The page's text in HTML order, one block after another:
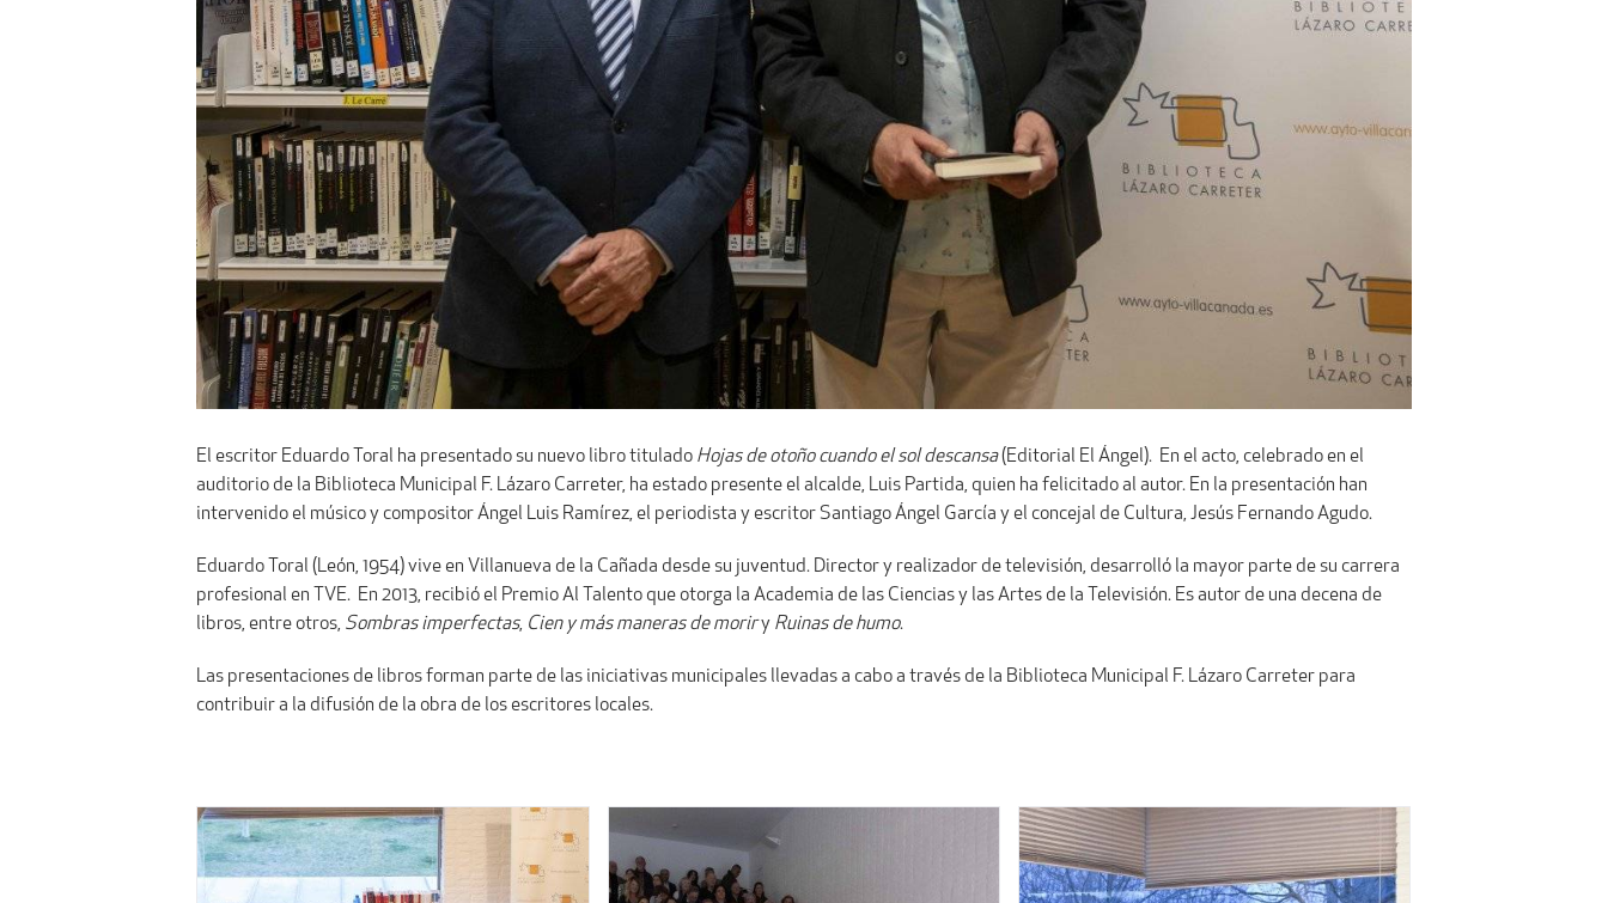
El escritor Eduardo Toral ha presentado su nuevo libro titulado Hojas de otoño cuando el sol descansa(Editorial El Ángel). En el acto, celebrado en el
auditorio de la Biblioteca Municipal F. Lázaro Carreter, ha estado presente el alcalde, Luis Partida, quien ha felicitado al autor. En la presentación han
intervenido el músico y compositor Ángel Luis Ramírez, el periodista y escritor Santiago Ángel García y el concejal de Cultura, Jesús Fernando Agudo.
Eduardo Toral (León, 1954) vive en Villanueva de la Cañada desde su juventud. Director y realizador de televisión, desarrolló la mayor parte de su carrera
profesional en TVE. En 2013, recibió el Premio Al Talento que otorga la Academia de las Ciencias y las Artes de la Televisión. Es autor de una decena de
libros, entre otros, Sombras imperfectas, Cien y más maneras de moriry Ruinas de humo.
Las presentaciones de libros forman parte de las iniciativas municipales llevadas a cabo a través de la Biblioteca Municipal F. Lázaro Carreter para
contribuir a la difusión de la obra de los escritores locales.